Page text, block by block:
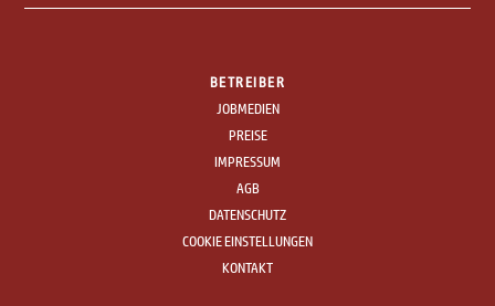
BETREIBER
JOBMEDIEN
PREISE
IMPRESSUM
AGB
DATENSCHUTZ
COOKIE EINSTELLUNGEN
KONTAKT